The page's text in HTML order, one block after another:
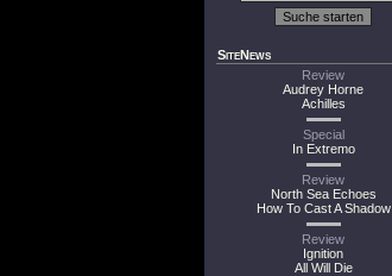
SiteNews
Review
Audrey Horne
Achilles
Special
In Extremo
Review
North Sea Echoes
How To Cast A Shadow
Review
Ignition
All Will Die